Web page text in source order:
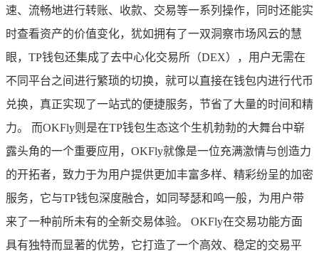
速、流畅地进行转账、收款、交易等一系列操作，同时还能实
时查看资产的价值变化，犹如拥有了一双洞察市场风云的慧
眼，TP钱包还集成了去中心化交易所（DEX），用户无需在
不同平台之间进行繁琐的切换，就可以直接在钱包内进行代币
兑换，真正实现了一站式的便捷服务，节省了大量的时间和精
力。 而OKFly则是在TP钱包生态这个生机勃勃的大舞台中崭
露头角的一个重要应用，OKFly就像是一位充满激情与创造力
的开拓者，致力于为用户提供更加丰富多样、精彩纷呈的加密
服务，它与TP钱包深度融合，如同琴瑟和鸣一般，为用户带
来了一种前所未有的全新交易体验。 OKFly在交易功能方面
具有独特而显著的优势，它打造了一个高效、稳定的交易平